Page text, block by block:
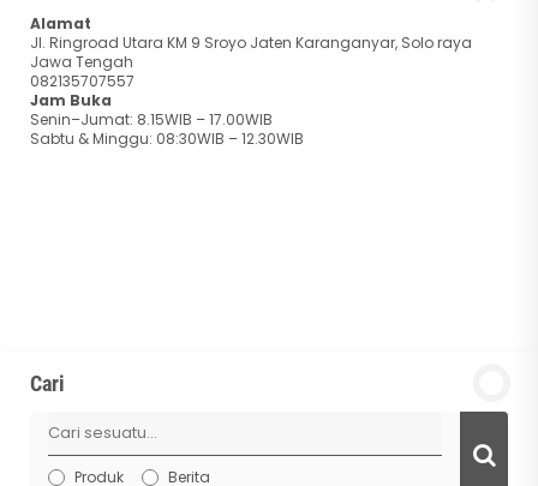
Alamat
Jl. Ringroad Utara KM 9 Sroyo Jaten Karanganyar, Solo raya
Jawa Tengah
082135707557
Jam Buka
Senin–Jumat: 8.15WIB – 17.00WIB
Sabtu & Minggu: 08:30WIB – 12.30WIB
Cari
Produk Berita